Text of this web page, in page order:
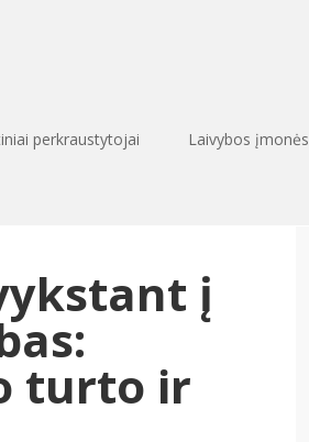
perkraustytojai Laivybos įmonės
į
turto ir